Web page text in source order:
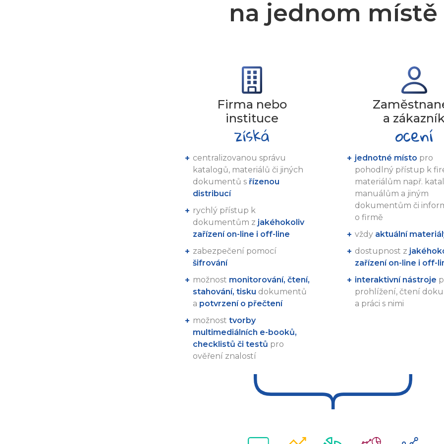
na jednom místě
Firma nebo
instituce
centralizovanou správu
katalogů, materiálů či jiných
dokumentů s řízenou
distribucí
rychlý přístup k
dokumentům z jakéhokoliv
zařízení on-line i off-line
zabezpečení pomocí
šifrování
možnost monitorování, čtení,
stahování, tisku dokumentů
a potvrzení o přečtení
možnost tvorby
multimediálních e-booků,
checklistů či testů pro
ověření znalostí
a zákazník
jednotné místo pro
pohodlný přístup k
materiálům např.
manuálům a jiným
dokumentům či
o firmě
vždy aktuální
dostupnost z
zařízení on-line i off-
interaktivní nástroje
prohlížení, čtení
a práci s nimi